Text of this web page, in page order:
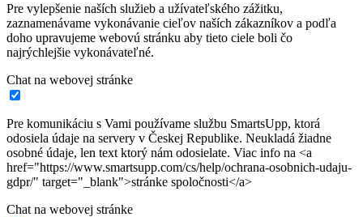
Pre vylepšenie naších služieb a užívateľského zážitku,
zaznamenávame vykonávanie cieľov naších zákazníkov a podľa
doho upravujeme webovú stránku aby tieto ciele boli čo
najrýchlejšie vykonávateľné.
Chat na webovej stránke
Pre komunikáciu s Vami používame službu SmartsUpp, ktorá
odosiela údaje na servery v Českej Republike. Neukladá žiadne
osobné údaje, len text ktorý nám odosielate. Viac info na <a
href="https://www.smartsupp.com/cs/help/ochrana-osobnich-udaju-
gdpr/" target="_blank">stránke spoločnosti</a>
Chat na webovej stránke